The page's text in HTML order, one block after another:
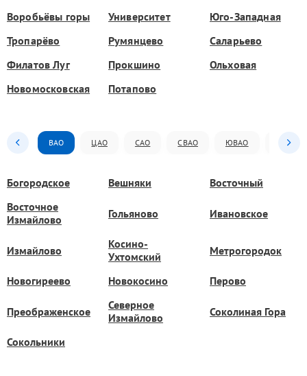
Воробьёвы горы Университет
Юго-Западная
Тропарёво
Румянцево
Саларьево
Филатов Луг
Прокшино
Ольховая
Новомосковская
Потапово
ВАО ЦАО САО СВАО ЮВАО ЮАО
Богородское Вешняки
Восточный
Восточное
Измайлово
Гольяново Ивановское
Измайлово
Косино-
Ухтомский
Метрогородок
Новогиреево Новокосино Перово
Преображенское
Северное
Измайлово
Соколиная Гора
Сокольники